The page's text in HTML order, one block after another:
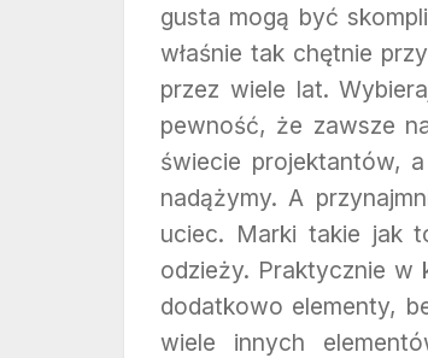
gusta mogą być
właśnie tak chętnie
przez wiele lat.
pewność, że zawsze
świecie projektantów,
nadążymy. A
uciec. Marki takie jak
odzieży. Praktycznie w
dodatkowo elementy,
wiele innych